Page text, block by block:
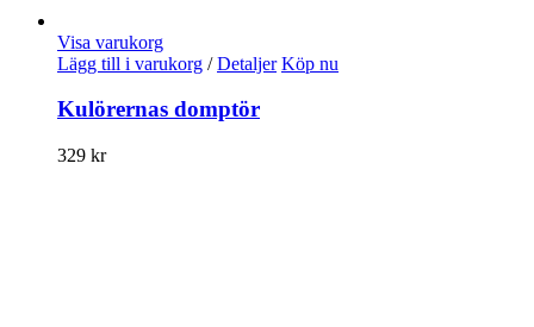
Visa varukorg
Lägg till i varukorg / Detaljer Köp nu
Kulörernas domptör
329 kr